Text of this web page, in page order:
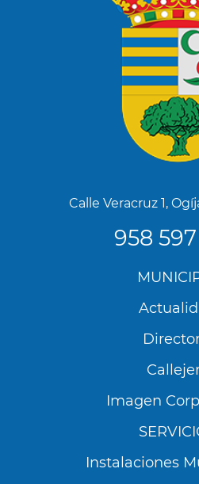
Calle Veracruz 1,
958
Imagen
Instalaciones